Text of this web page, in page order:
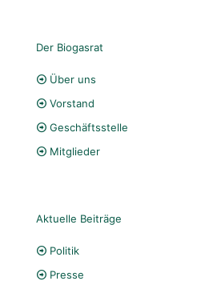
Der Biogasrat
Über uns
Vorstand
Geschäftsstelle
Mitglieder
Aktuelle Beiträge
Politik
Presse